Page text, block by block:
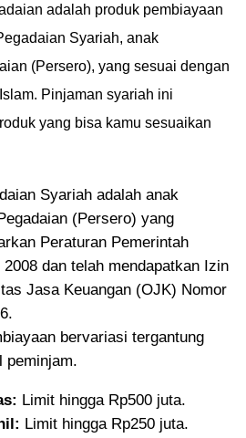
adalah produk pembiayaan
Syariah, anak
(Persero), yang sesuai dengan
Pinjaman syariah ini
yang bisa kamu sesuaikan
Syariah adalah anak
(Persero) yang
Peraturan Pemerintah
2008 dan telah mendapatkan Izin
Jasa Keuangan (OJK) Nomor
bervariasi tergantung
peminjam.
Limit hingga Rp500 juta.
Limit hingga Rp250 juta.